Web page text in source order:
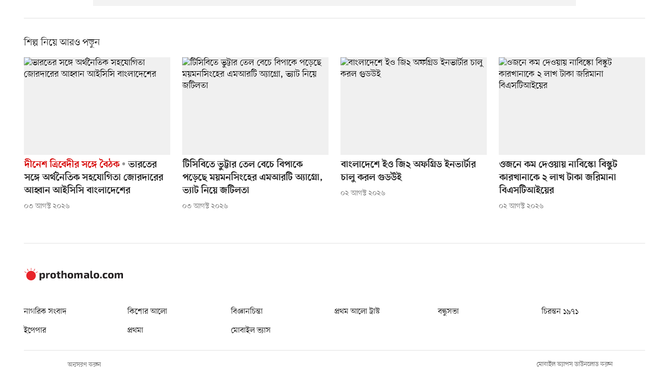
শিল্প নিয়ে আরও পড়ুন
দীনেশ ত্রিবেদীর সঙ্গে বৈঠক
ভারতের
সঙ্গে অর্থনৈতিক সহযোগিতা জোরদারের
আহ্বান আইসিসি বাংলাদেশের
০৩ আগস্ট ২০২৬
টিসিবিতে ভুট্টার তেল বেচে বিপাকে
পড়েছে ময়মনসিংহের এমআরটি অ্যাগ্রো,
ভ্যাট নিয়ে জটিলতা
০৩ আগস্ট ২০২৬
বাংলাদেশে ইও জি২ অফগ্রিড ইনভার্টার
চালু করল গুডউই
০২ আগস্ট ২০২৬
ওজনে কম দেওয়ায় নাবিস্কো বিস্কুট
কারখানাকে ২ লাখ টাকা জরিমানা
বিএসটিআইয়ের
০২ আগস্ট ২০২৬
নাগরিক সংবাদ কিশোর আলো বিজ্ঞানচিন্তা প্রথম আলো ট্রাস্ট বন্ধুসভা
চিরন্তন ১৯৭১
ইপেপার
প্রথমা মোবাইল ভ্যাস
অনুসরণ করুন মোবাইল অ্যাপস ডাউনলোড করুন